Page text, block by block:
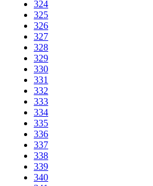
324
325
326
327
328
329
330
331
332
333
334
335
336
337
338
339
340